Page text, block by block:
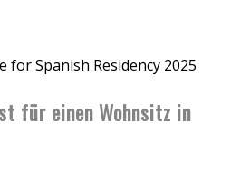
für einen Wohnsitz in